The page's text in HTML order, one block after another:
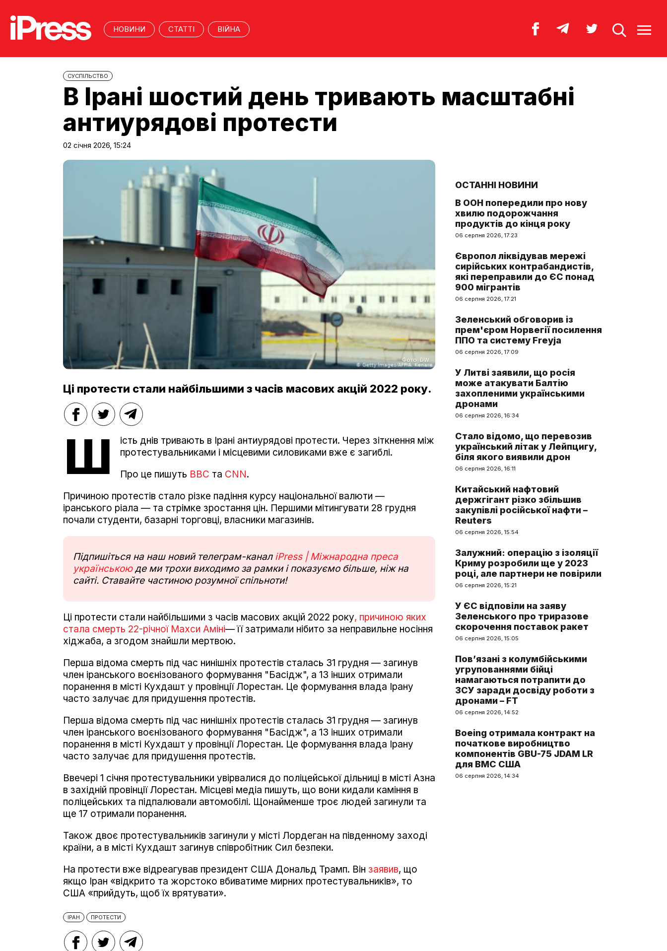
НОВИНИ СТАТТІ ВІЙНА
CУСПІЛЬСТВО
В Ірані шостий день тривають масштабні
антиурядові протести
02 січня 2026, 15:24
Фото: DW
Ці протести стали найбільшими з часів масових акцій 2022 року.
Ш
ість днів тривають в Ірані антиурядові протести. Через зіткнення між
протестувальниками і місцевими силовиками вже є загиблі.
Про це пишуть BBC та CNN.
Причиною протестів стало різке падіння курсу національної валюти —
іранського ріала — та стрімке зростання цін. Першими мітингувати 28 грудня
почали студенти, базарні торговці, власники магазинів.
Підпишіться на наш новий телеграм-канал iPress | Міжнародна преса
українськоюде ми трохи виходимо за рамки і показуємо більше, ніж на
сайті. Ставайте частиною розумної спільноти!
Ці протести стали найбільшими з часів масових акцій 2022 року, причиною яких
стала смерть 22-річної Махси Аміні— її затримали нібито за неправильне носіння
хіджаба, а згодом знайшли мертвою.
Перша відома смерть під час нинішніх протестів сталась 31 грудня — загинув
член іранського воєнізованого формування "Басідж", а 13 інших отримали
поранення в місті Кухдашт у провінції Лорестан. Це формування влада Ірану
часто залучає для придушення протестів.
Перша відома смерть під час нинішніх протестів сталась 31 грудня — загинув
член іранського воєнізованого формування "Басідж", а 13 інших отримали
поранення в місті Кухдашт у провінції Лорестан. Це формування влада Ірану
часто залучає для придушення протестів.
Ввечері 1 січня протестувальники увірвалися до поліцейської дільниці в місті Азна
в західній провінції Лорестан. Місцеві медіа пишуть, що вони кидали каміння в
поліцейських та підпалювали автомобілі. Щонайменше троє людей загинули та
ще 17 отримали поранення.
Також двоє протестувальників загинули у місті Лордеган на південному заході
країни, а в місті Кухдашт загинув співробітник Сил безпеки.
На протести вже відреагував президент США Дональд Трамп. Він заявив, що
якщо Іран «відкрито та жорстоко вбиватиме мирних протестувальників», то
США «прийдуть, щоб їх врятувати».
ІРАН ПРОТЕСТИ
ОСТАННІ НОВИНИ
В ООН попередили про нову
хвилю подорожчання
продуктів до кінця року
06 серпня 2026, 17:23
Європол ліквідував мережі
сирійських контрабандистів,
які переправили до ЄС понад
900 мігрантів
06 серпня 2026, 17:21
Зеленський обговорив із
прем'єром Норвегії посилення
ППО та систему Freyja
06 серпня 2026, 17:09
У Литві заявили, що росія
може атакувати Балтію
захопленими українськими
дронами
06 серпня 2026, 16:34
Стало відомо, що перевозив
український літак у Лейпцигу,
біля якого виявили дрон
06 серпня 2026, 16:11
Китайський нафтовий
держгігант різко збільшив
закупівлі російської нафти –
Reuters
06 серпня 2026, 15:54
Залужний: операцію з ізоляції
Криму розробили ще у 2023
році, але партнери не повірили
06 серпня 2026, 15:21
У ЄС відповіли на заяву
Зеленського про триразове
скорочення поставок ракет
06 серпня 2026, 15:05
Пов’язані з колумбійськими
угрупованнями бійці
намагаються потрапити до
ЗСУ заради досвіду роботи з
дронами – FT
06 серпня 2026, 14:52
Boeing отримала контракт на
початкове виробництво
компонентів GBU-75 JDAM LR
для ВМС США
06 серпня 2026, 14:34